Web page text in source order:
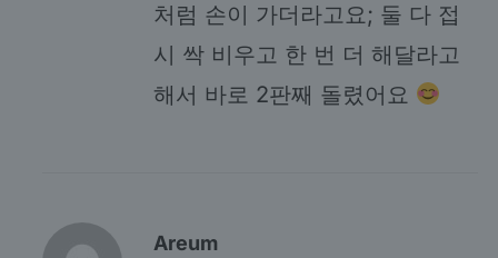
처럼 손이 가더라고요; 둘 다 접
시 싹 비우고 한 번 더 해달라고
해서 바로 2판째 돌렸어요
Areum